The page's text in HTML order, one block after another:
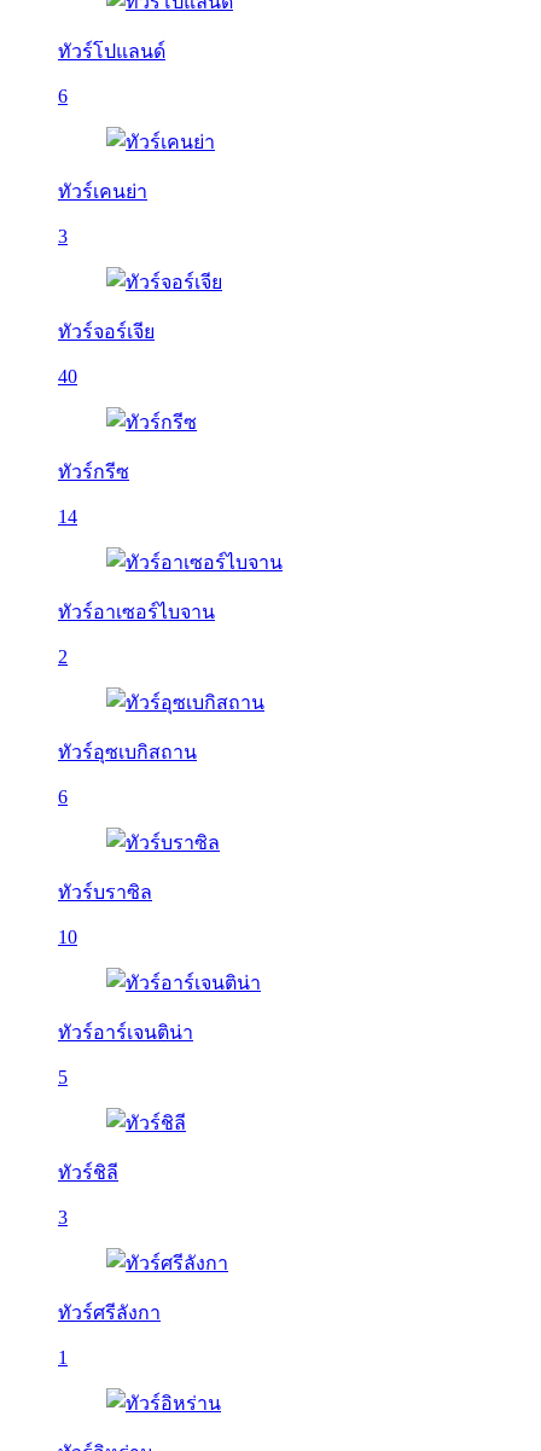
ทัวร์โปแลนด์
6
ทัวร์เคนย่า
3
ทัวร์จอร์เจีย
40
ทัวร์กรีซ
14
ทัวร์อาเซอร์ไบจาน
2
ทัวร์อุซเบกิสถาน
6
ทัวร์บราซิล
10
ทัวร์อาร์เจนติน่า
5
ทัวร์ชิลี
3
ทัวร์ศรีลังกา
1